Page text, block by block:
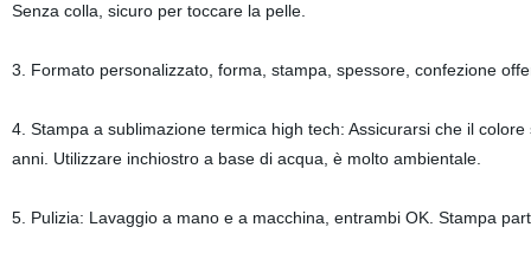
Senza colla, sicuro per toccare la pelle.
3. Formato personalizzato, forma, stampa, spessore, confezione
4. Stampa a sublimazione termica high tech: Assicurarsi che il
anni. Utilizzare inchiostro a base di acqua, è molto ambientale.
5. Pulizia: Lavaggio a mano e a macchina, entrambi OK. Stampa